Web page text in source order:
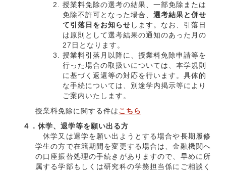
授業料免除の選考の結果、一部免除または
免除不許可となった場合、 選考結果と併せ
て引落日をお知らせ します。なお、引落日
は原則として選考結果の通知のあった月の
27日となります。
授業料引落月以降に、授業料免除申請等を
行った場合の取扱いについては、本学規則
に基づく返還等の対応を行います。具体的
な手続については、別途学内掲示等により
ご案内いたします。
授業料免除に関する件はこちら
４．休学、退学等を願い出る方
休学又は退学を願い出ようとする場合や長期履修
学生の方で在籍期間を変更する場合は、金融機関へ
の口座振替処理の手続きがありますので、早めに所
属する学部もしくは研究科の学務担当係にご相談く